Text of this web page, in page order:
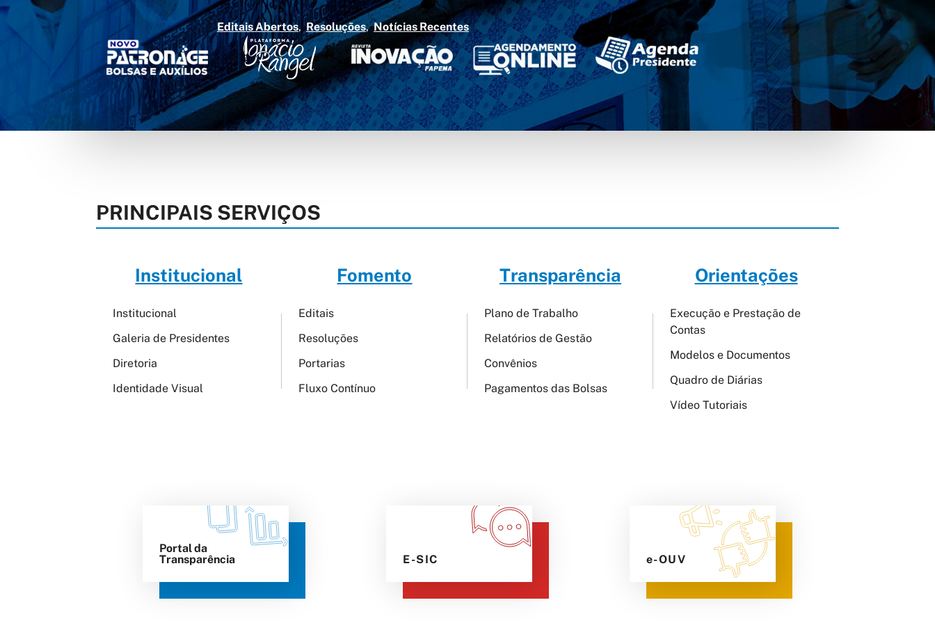
Editais Abertos Resoluções Notícias Recentes
PRINCIPAIS SERVIÇOS
Institucional
Institucional
Galeria de Presidentes
Diretoria
Identidade Visual
Fomento
Editais
Resoluções
Portarias
Fluxo Contínuo
Transparência
Plano de Trabalho
Relatórios de Gestão
Convênios
Pagamentos das Bolsas
Orientações
Execução e Prestação de
Contas
Modelos e Documentos
Quadro de Diárias
Vídeo Tutoriais
Portal da
Transparência
E-SIC e-OUV